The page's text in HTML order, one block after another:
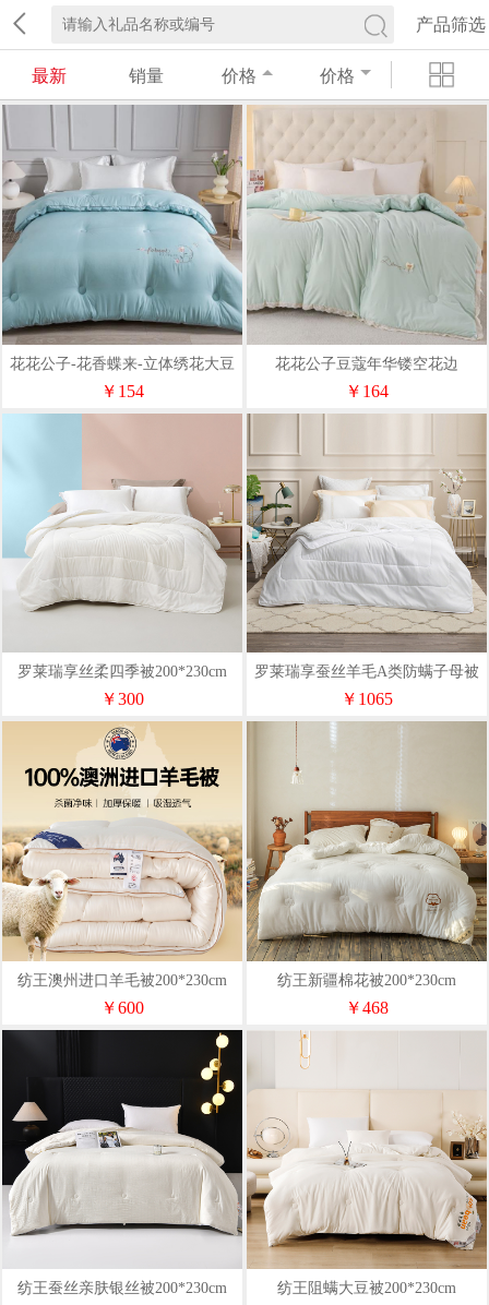
产品筛选
最新 销量 价格 价格
花花公子-花香蝶来-立体绣花大豆
被200*230cm3kg
￥154
花花公子豆蔻年华镂空花边
200*230cm3kg冬被Pro版
￥164
罗莱瑞享丝柔四季被200*230cm
￥300
罗莱瑞享蚕丝羊毛A类防螨子母被
200*230cm
￥1065
纺王澳州进口羊毛被200*230cm
￥600
纺王新疆棉花被200*230cm
￥468
纺王蚕丝亲肤银丝被200*230cm 纺王阻螨大豆被200*230cm